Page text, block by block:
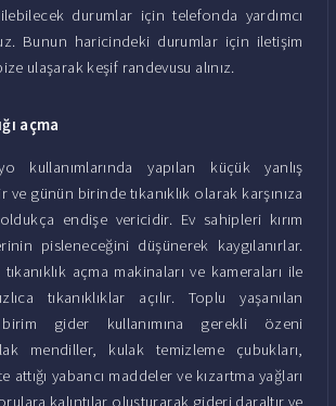
durumlar için telefonda yardımcı
Bunun haricindeki durumlar için iletişim
ulaşarak keşif randevusu alınız.
açma
kullanımlarında yapılan küçük yanlış
ve günün birinde tıkanıklık olarak karşınıza
endişe vericidir. Ev sahipleri kırım
pisleneceğini düşünerek kaygılanırlar.
açma makinaları ve kameraları ile
tıkanıklıklar açılır. Toplu yaşanılan
gider kullanımına gerekli özeni
mendiller, kulak temizleme çubukları,
attığı yabancı maddeler ve kızartma yağları
kalıntılar oluşturarak gideri daraltır ve